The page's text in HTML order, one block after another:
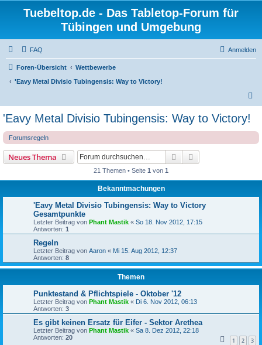
Tuebeltop.de - Das Tabletop-Forum für
Tübingen und Umgebung
FAQ Anmelden
Foren-Übersicht
Wettbewerbe
'Eavy Metal Divisio Tubingensis: Way to Victory!
'Eavy Metal Divisio Tubingensis: Way to Victory!
Forumsregeln
Neues Thema Suche
21 Themen • Seite 1 von 1
Bekanntmachungen
'Eavy Metal Divisio Tubingensis: Way to Victory
Gesamtpunkte
Letzter Beitrag von Phant Mastik « So 18. Nov 2012, 17:15
Antworten: 1
Regeln
Letzter Beitrag von Aaron « Mi 15. Aug 2012, 12:37
Antworten: 8
Themen
Punktestand & Pflichtspiele - Oktober '12
Letzter Beitrag von Phant Mastik « Di 6. Nov 2012, 06:13
Antworten: 3
Es gibt keinen Ersatz für Eifer - Sektor Arethea
Letzter Beitrag von Phant Mastik « Sa 8. Dez 2012, 22:18
Antworten: 20 1 2 3